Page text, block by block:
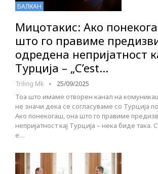
БАЛКАН
Мицотакис: Ако
што го правиме
одредена непријатност
Турција – „C’est…
Triling Mk 25/09/2025
Тоа што имаме отворен канал на
не значи дека се согласуваме со Турција
Ако понекогаш, она што го правиме
непријатност кај Турција – нека биде така.
е…